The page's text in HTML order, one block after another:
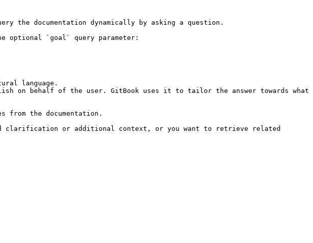
documentation dynamically by asking a question.
optional `goal` query parameter:
language.
on behalf of the user. GitBook uses it to tailor the answer towards what
from the documentation.
clarification or additional context, or you want to retrieve related